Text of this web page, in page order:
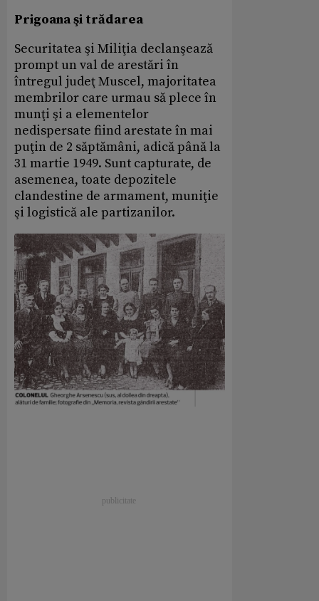
Prigoana şi trădarea
Securitatea şi Miliţia declanşează
prompt un val de arestări în
întregul judeţ Muscel, majoritatea
membrilor care urmau să plece în
munţi şi a elementelor
nedispersate fiind arestate în mai
puţin de 2 săptămâni, adică până la
31 martie 1949. Sunt capturate, de
asemenea, toate depozitele
clandestine de armament, muniţie
şi logistică ale partizanilor.